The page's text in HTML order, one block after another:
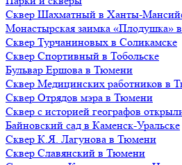
Сквер Шахматный в Ханты-
Монастырская заимка «Плодушка»
Сквер Турчаниновых в Соликамске
Сквер Спортивный в Тобольске
Бульвар Ершова в Тюмени
Сквер Медицинских работников в
Сквер Отрядов мэра в Тюмени
Сквер с историей географов
Байновский сад в Каменск-Уральске
Сквер К.Я. Лагунова в Тюмени
Сквер Славянский в Тюмени